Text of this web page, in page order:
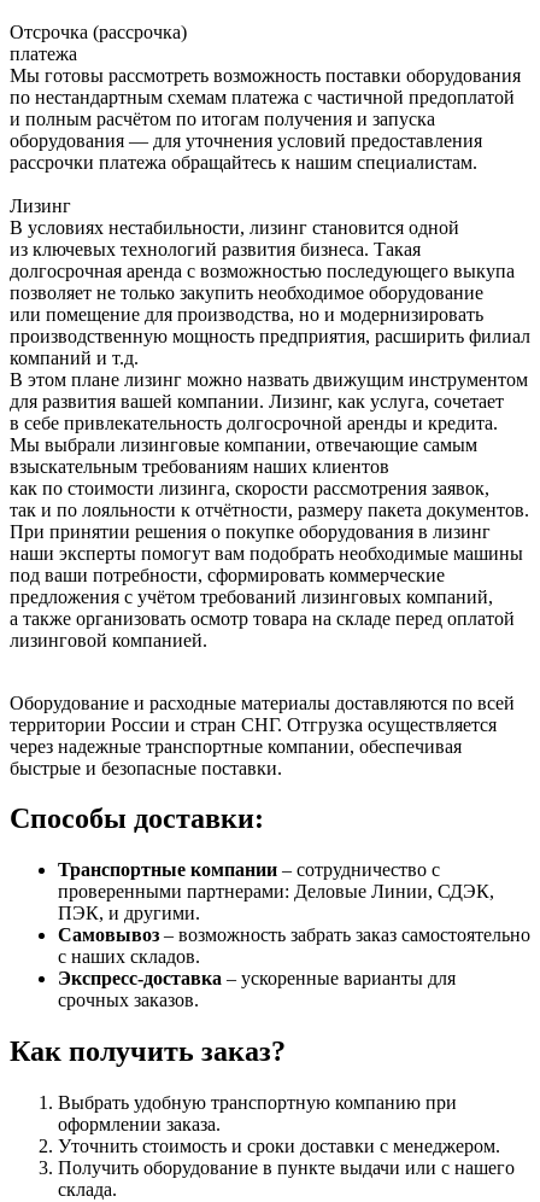
Отсрочка (рассрочка)
платежа
Мы готовы рассмотреть возможность поставки оборудования
по нестандартным схемам платежа с частичной предоплатой
и полным расчётом по итогам получения и запуска
оборудования — для уточнения условий предоставления
рассрочки платежа обращайтесь к нашим специалистам.
Лизинг
В условиях нестабильности, лизинг становится одной
из ключевых технологий развития бизнеса. Такая
долгосрочная аренда с возможностью последующего выкупа
позволяет не только закупить необходимое оборудование
или помещение для производства, но и модернизировать
производственную мощность предприятия, расширить филиал
компаний и т.д.
В этом плане лизинг можно назвать движущим инструментом
для развития вашей компании. Лизинг, как услуга, сочетает
в себе привлекательность долгосрочной аренды и кредита.
Мы выбрали лизинговые компании, отвечающие самым
взыскательным требованиям наших клиентов
как по стоимости лизинга, скорости рассмотрения заявок,
так и по лояльности к отчётности, размеру пакета документов.
При принятии решения о покупке оборудования в лизинг
наши эксперты помогут вам подобрать необходимые машины
под ваши потребности, сформировать коммерческие
предложения с учётом требований лизинговых компаний,
а также организовать осмотр товара на складе перед оплатой
лизинговой компанией.
Оборудование и расходные материалы доставляются по всей
территории России и стран СНГ. Отгрузка осуществляется
через надежные транспортные компании, обеспечивая
быстрые и безопасные поставки.
Способы доставки:
Транспортные компании – сотрудничество с
проверенными партнерами: Деловые Линии, СДЭК,
ПЭК, и другими.
Самовывоз – возможность забрать заказ самостоятельно
с наших складов.
Экспресс-доставка – ускоренные варианты для
срочных заказов.
Как получить заказ?
Выбрать удобную транспортную компанию при
оформлении заказа.
Уточнить стоимость и сроки доставки с менеджером.
Получить оборудование в пункте выдачи или с нашего
склада.